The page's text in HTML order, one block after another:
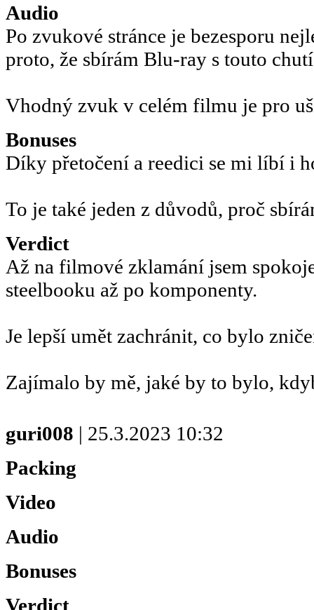
Audio
Po zvukové stránce je bezesporu
proto, že sbírám Blu-ray s touto
Vhodný zvuk v celém filmu je pro
Bonuses
Díky přetočení a reedici se mi líbí i
To je také jeden z důvodů, proč
Verdict
Až na filmové zklamání jsem
steelbooku až po komponenty.
Je lepší umět zachránit, co bylo
Zajímalo by mě, jaké by to bylo,
guri008 | 25.3.2023 10:32
Packing
Video
Audio
Bonuses
Verdict